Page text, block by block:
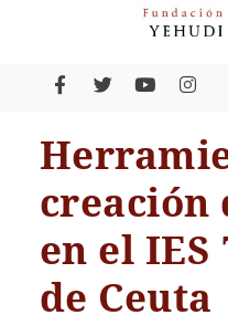
creación
en el IES
de Ceuta